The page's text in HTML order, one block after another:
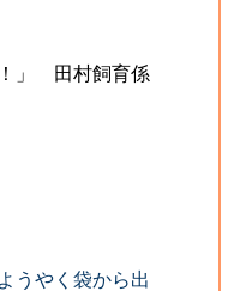
！」 田村飼育係
うやく袋から出